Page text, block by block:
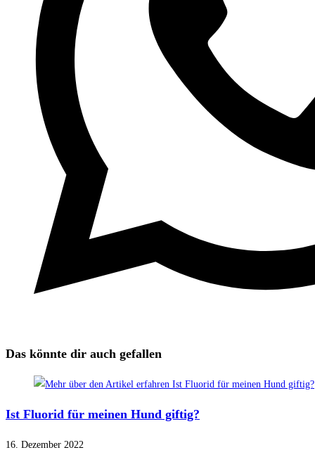
Das könnte dir auch gefallen
Ist Fluorid für meinen Hund giftig?
16. Dezember 2022